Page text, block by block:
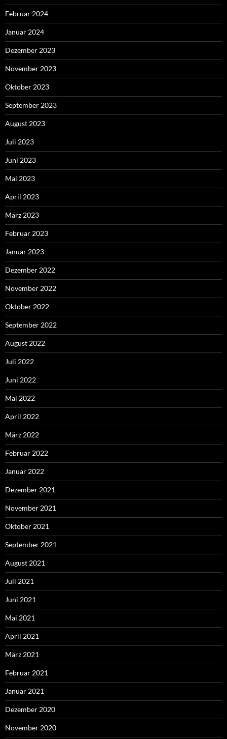
Februar 2024
Januar 2024
Dezember 2023
November 2023
Oktober 2023
September 2023
August 2023
Juli 2023
Juni 2023
Mai 2023
April 2023
März 2023
Februar 2023
Januar 2023
Dezember 2022
November 2022
Oktober 2022
September 2022
August 2022
Juli 2022
Juni 2022
Mai 2022
April 2022
März 2022
Februar 2022
Januar 2022
Dezember 2021
November 2021
Oktober 2021
September 2021
August 2021
Juli 2021
Juni 2021
Mai 2021
April 2021
März 2021
Februar 2021
Januar 2021
Dezember 2020
November 2020